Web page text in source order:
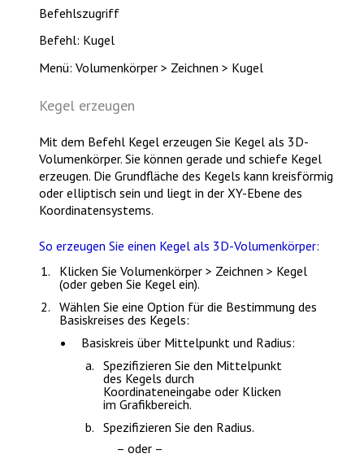
Befehlszugriff
Befehl: Kugel
Menü: Volumenkörper > Zeichnen > Kugel
Kegel erzeugen
Mit dem Befehl Kegel erzeugen Sie Kegel als 3D-
Volumenkörper. Sie können gerade und schiefe Kegel
erzeugen. Die Grundfläche des Kegels kann kreisförmig
oder elliptisch sein und liegt in der XY-Ebene des
Koordinatensystems.
So erzeugen Sie einen Kegel als 3D-Volumenkörper:
Klicken SieVolumenkörper > Zeichnen > Kegel
(oder geben Sie Kegel ein).
Wählen Sie eine Option für die Bestimmung des
Basiskreises des Kegels:
Basiskreis über Mittelpunkt und Radius:
Spezifizieren Sie den Mittelpunkt
des Kegels durch
Koordinateneingabe oder Klicken
im Grafikbereich.
Spezifizieren Sie den Radius.
– oder –